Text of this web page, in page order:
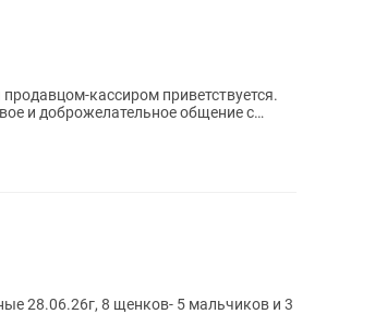
28.06.26г, 8 щенков- 5 мальчиков и 3